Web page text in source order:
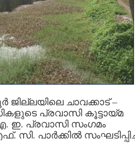
ചാവക്കാട് –
പ്രവാസി കൂട്ടായ്മ
ഇ. പ്രവാസി സംഗമം
പാർക്കിൽ